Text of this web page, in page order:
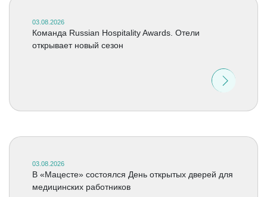
03.08.2026
Команда Russian Hospitality Awards. Отели
открывает новый сезон
03.08.2026
В «Мацесте» состоялся День открытых дверей для
медицинских работников